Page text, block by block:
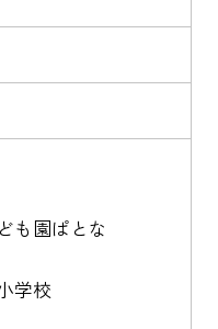
田駅
ども園ぱとな
南小学校